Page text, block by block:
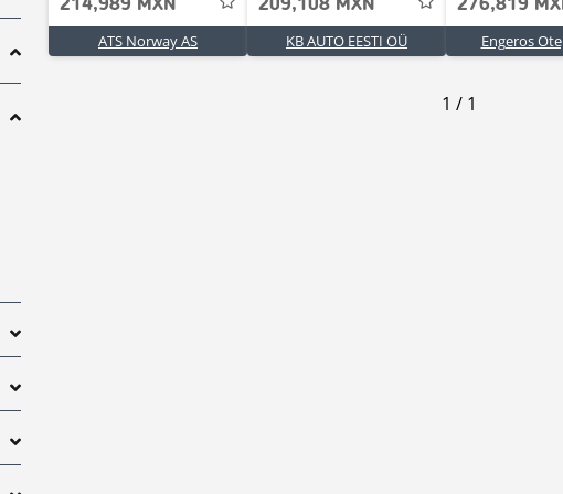
214,989 MXN
ATS Norway AS
209,108 MXN
KB AUTO EESTI OÜ
276,819
Engeros
1 / 1